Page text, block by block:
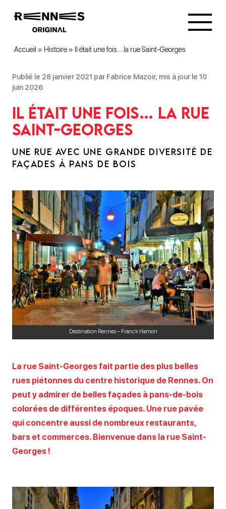
Accueil » Histoire » Il était une fois… la rue Saint-Georges
Publié le 28 janvier 2021 par Fabrice Mazoir, mis à jour le 10
juin 2026
Il était une fois… la rue
Saint-Georges
UNE RUE AVEC UNE GRANDE DIVERSITÉ DE
FAÇADES À PANS DE BOIS
Destination Rennes – Franck Hamon
La rue Saint-Georges fait partie des plus belles
rues piétonnes du centre historique de Rennes. On
peut y admirer de belles façades à pans-de-bois
colorées de différentes époques. Une rue pavée
qui concentre aussi de nombreux restaurants,
bars et commerces. Bienvenue dans la rue Saint-
Georges !